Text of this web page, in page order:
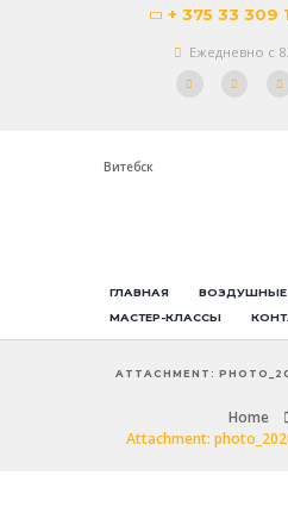
+ 375 33 309
Ежедневно с
Витебск
ГЛАВНАЯ
МАСТЕР-КЛАССЫ
ATTACHMENT:
Home
Attachment: